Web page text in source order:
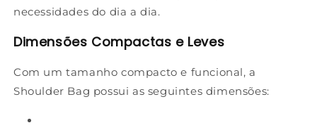
necessidades do dia a dia.
Dimensões Compactas e Leves
Com um tamanho compacto e funcional, a
Shoulder Bag possui as seguintes dimensões: